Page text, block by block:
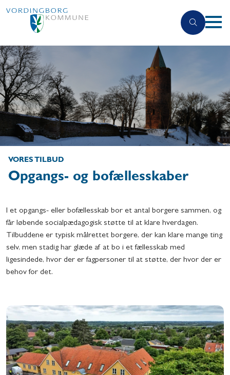
VORES TILBUD
Opgangs- og bofællesskaber
I et opgangs- eller bofællesskab bor et antal borgere sammen, og
får løbende socialpædagogisk støtte til at klare hverdagen.
Tilbuddene er typisk målrettet borgere, der kan klare mange ting
selv, men stadig har glæde af at bo i et fællesskab med
ligesindede, hvor der er fagpersoner til at støtte, der hvor der er
behov for det.